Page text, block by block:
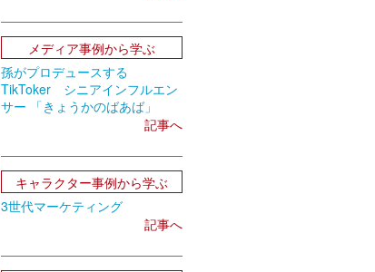
メディア事例から学ぶ
孫がプロデュースする
TikToker シニアインフルエン
サー 「きょうかのばあば」
記事へ
キャラクター事例から学ぶ
3世代マーケティング
記事へ